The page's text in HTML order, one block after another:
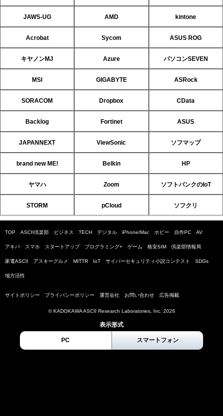
JAWS-UG AMD kintone
Acrobat Sycom ASUS ROG
キヤノンMJ Azure パソコンSEVEN
MSI GIGABYTE ASRock
SORACOM Dropbox CData
Backlog Fortinet ASUS
JAPANNEXT ViewSonic ソフマップ
brand new ME! Belkin HP
ヤマハ Zoom ソフトバンクのIoT
STORM pCloud ソフクリ
TOP ASCII倶楽部 ビジネス TECH デジタル iPhone/Mac ホビー 自作PC AV
アキバ スマホ スタートアップ プログラミング+ ゲーム 格安SIM 倶楽部情報局
家電ASCII アスキーグルメ MITTR IoT サイバーセキュリティ小説コンテスト SDGs
地方活性
サイトポリシー プライバシーポリシー 運営会社 お問い合わせ 広告掲載
© KADOKAWA ASCII Research Laboratories, Inc. 2026
表示形式
PC スマートフォン